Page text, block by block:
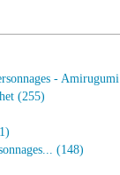
- Amirugumi
(255)
(148)